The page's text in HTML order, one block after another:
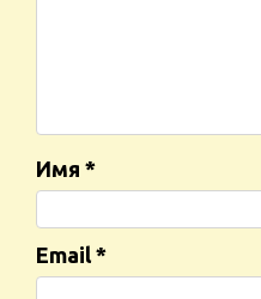
Имя *
Email *